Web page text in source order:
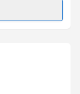
belirtilen
randevu
posta ile